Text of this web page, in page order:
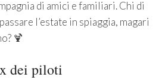
di amici e familiari. Chi di
l’estate in spiaggia, magari
🍹
dei piloti